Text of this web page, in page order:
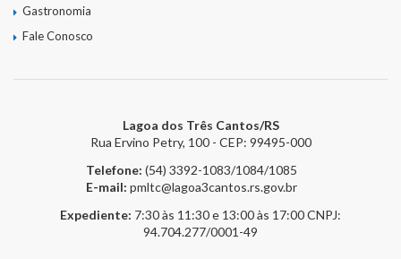
Gastronomia
Fale Conosco
Lagoa dos Três Cantos/RS
Rua Ervino Petry, 100 - CEP: 99495-000
Telefone: (54) 3392-1083/1084/1085
E-mail: pmltc@lagoa3cantos.rs.gov.br
Expediente: 7:30 às 11:30 e 13:00 às 17:00CNPJ:
94.704.277/0001-49